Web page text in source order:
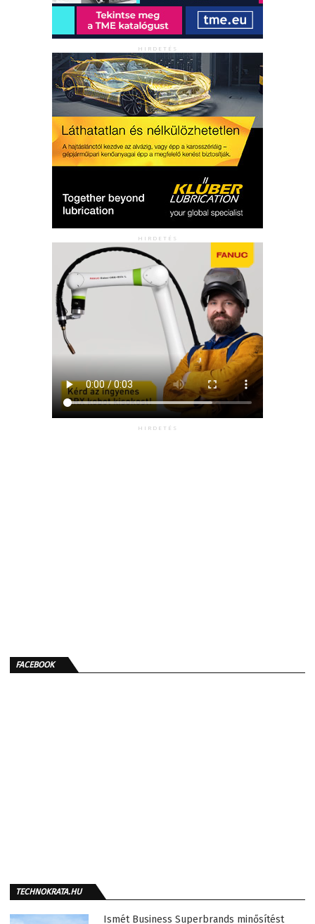
HIRDETÉS
HIRDETÉS
HIRDETÉS
FACEBOOK
TECHNOKRATA.HU
Ismét Business Superbrands minősítést